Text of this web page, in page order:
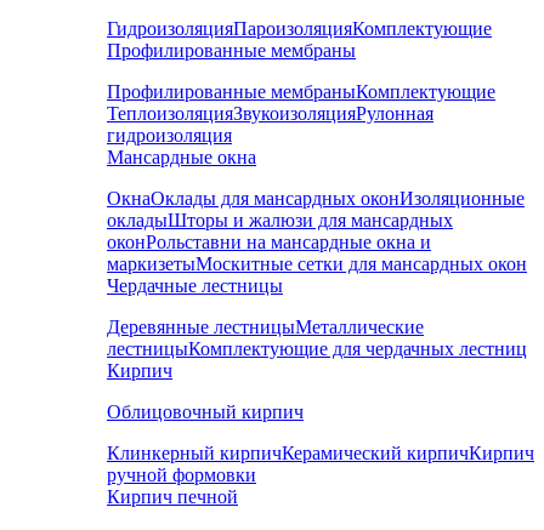
ГидроизоляцияПароизоляцияКомплектующие
Профилированные мембраны
Профилированные мембраныКомплектующие
ТеплоизоляцияЗвукоизоляцияРулонная
гидроизоляция
Мансардные окна
ОкнаОклады для мансардных оконИзоляционные
окладыШторы и жалюзи для мансардных
оконРольставни на мансардные окна и
маркизетыМоскитные сетки для мансардных окон
Чердачные лестницы
Деревянные лестницыМеталлические
лестницыКомплектующие для чердачных лестниц
Кирпич
Облицовочный кирпич
Клинкерный кирпичКерамический кирпичКирпич
ручной формовки
Кирпич печной